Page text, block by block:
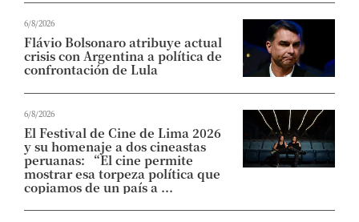
6/8/2026
Flávio Bolsonaro atribuye actual
crisis con Argentina a política de
confrontación de Lula
6/8/2026
El Festival de Cine de Lima 2026
y su homenaje a dos cineastas
peruanas: “El cine permite
mostrar esa torpeza política que
copiamos de un país a ...